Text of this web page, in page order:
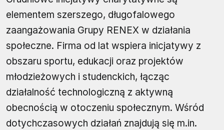
elementem szerszego, długofalowego
zaangażowania Grupy RENEX w działania
społeczne. Firma od lat wspiera inicjatywy z
obszaru sportu, edukacji oraz projektów
młodzieżowych i studenckich, łącząc
działalność technologiczną z aktywną
obecnością w otoczeniu społecznym. Wśród
dotychczasowych działań znajdują się m.in.